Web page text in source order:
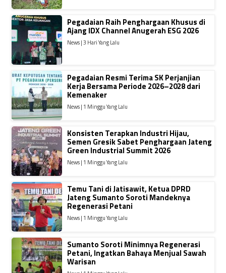
Pegadaian Raih Penghargaan Khusus di
Ajang IDX Channel Anugerah ESG 2026
News | 3 Hari Yang Lalu
Pegadaian Resmi Terima SK Perjanjian
Kerja Bersama Periode 2026–2028 dari
Kemenaker
News | 1 Minggu Yang Lalu
Konsisten Terapkan Industri Hijau,
Semen Gresik Sabet Penghargaan Jateng
Green Industrial Summit 2026
News | 1 Minggu Yang Lalu
Temu Tani di Jatisawit, Ketua DPRD
Jateng Sumanto Soroti Mandeknya
Regenerasi Petani
News | 1 Minggu Yang Lalu
Sumanto Soroti Minimnya Regenerasi
Petani, Ingatkan Bahaya Menjual Sawah
Warisan